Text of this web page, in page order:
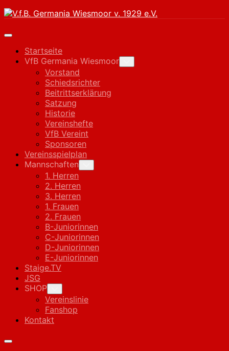
Skip
content
Expand
Startseite
VfB Germania Wiesmoor
Child
Vorstand
Schiedsrichter
Beitrittserklärung
Satzung
Historie
Vereinshefte
VfB Vereint
Sponsoren
Vereinsspielplan
Mannschaften
Child
1. Herren
2. Herren
3. Herren
1. Frauen
2. Frauen
B-Juniorinnen
C-Juniorinnen
D-Juniorinnen
E-Juniorinnen
Staige.TV
JSG
SHOP
Child
Menu
Vereinslinie
Fanshop
Kontakt
Expand